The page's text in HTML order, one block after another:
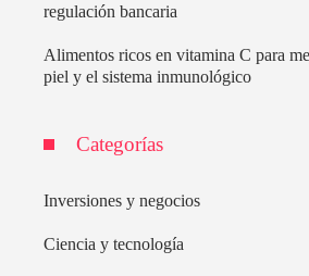
regulación bancaria
Alimentos ricos en vitamina C para
piel y el sistema inmunológico
Categorías
Inversiones y negocios
Ciencia y tecnología